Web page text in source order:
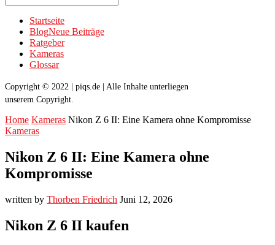
Startseite
BlogNeue Beiträge
Ratgeber
Kameras
Glossar
Copyright © 2022 | piqs.de | Alle Inhalte unterliegen
unserem Copyright.
Home Kameras Nikon Z 6 II: Eine Kamera ohne Kompromisse
Kameras
Nikon Z 6 II: Eine Kamera ohne
Kompromisse
written by Thorben Friedrich Juni 12, 2026
Nikon Z 6 II kaufen